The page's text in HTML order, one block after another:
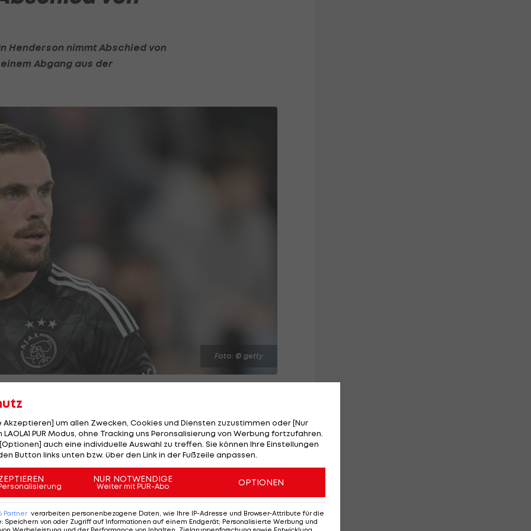
Henderson nimmt Abschied von
Abgang aus der
Foto: © getty
Amsterdam ist abgelaufen. Wie der "Telegraaf"
Kapitän ins Trainingslager der Niederländer
zu verabschieden. Wohin es den Engländer zieht ist
in Amsterdam für sein professionelles Verhalten in
Akzeptieren] um allen Zwecken, Cookies und Diensten zuzustimmen oder [Nur
PUR Modus, ohne Tracking uns Peronsalisierung von Werbung fortzufahren.
auch eine individuelle Auswahl zu treffen. Sie können Ihre Einstellungen
Button links unten bzw. über den Link in der Fußzeile anpassen.
NUR NOTWENDIGE
Weiter mit PUR-Abo OPTIONEN
Partner verarbeiten personenbezogene Daten, wie Ihre IP-Adresse und Browser-Attribute für die
: Speichern von oder Zugriff auf Informationen auf einem Endgerät; Personalisierte Werbung und